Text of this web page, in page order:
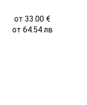
от33.00 €
от 64.54лв